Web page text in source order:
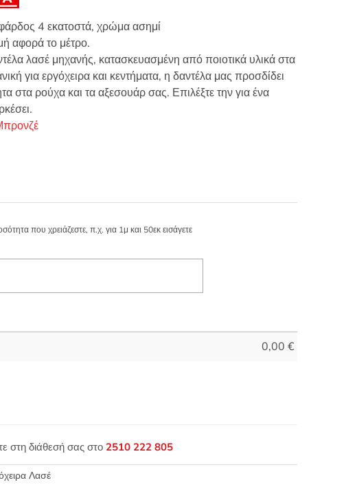
4 εκατοστά, χρώμα ασημί
αφορά το μέτρο.
λασέ μηχανής, κατασκευασμένη από ποιοτικά υλικά στα
για εργόχειρα και κεντήματα, η δαντέλα μας προσδίδει
στα ρούχα και τα αξεσουάρ σας. Επιλέξτε την για ένα
που χρειάζεστε, π.χ. για 1μ και 50εκ εισάγετε
0,00 €
στη διάθεσή σας στο 2510 222 805
Λασέ